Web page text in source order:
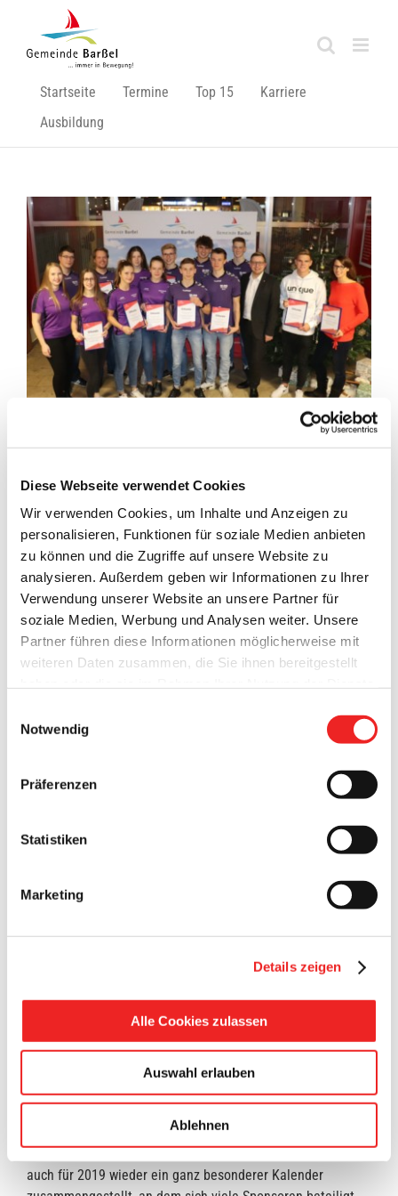
Diese Webseite verwendet Cookies
Wir verwenden Cookies, um Inhalte und Anzeigen zu
personalisieren, Funktionen für soziale Medien anbieten
zu können und die Zugriffe auf unsere Website zu
analysieren. Außerdem geben wir Informationen zu Ihrer
Verwendung unserer Website an unsere Partner für
soziale Medien, Werbung und Analysen weiter. Unsere
Partner führen diese Informationen möglicherweise mit
weiteren Daten zusammen, die Sie ihnen bereitgestellt
werden auch bei der Auswahl von
gesetzt.
Notwendig
Präferenzen
Statistiken
Marketing
Details zeigen
Alle Cookies zulassen
Auswahl erlauben
Ablehnen
springen
Startseite Termine Top 15
Karriere
Ausbildung
Für ihre sportlichen Leistungen wurden die
Schwimmerinnen und Schwimmer der DLRG Ortsgruppe
Barßel, die Leichtathletin Mareike Witte vom STV Barßel
und der Barßeler Kitesurfer Jendric Burkhardt von
Bürgermeister Nils Anhuth geehrt. Der Bürgermeister hatte
zum Empfang ins Rathaus geladen. Im Namen von Rat und
Verwaltung sprach er Dank und Anerkennung aus: „Ich bin
stolz, dass [...]
Gewinne! Gewinne! Gewinne!
Der Förderverein „Kindertagesstätte Die Arche und
diesem Jahr wieder seine Adventskalenderaktion gestartet!
Um die Wartezeit bis Weihnachten zu verkürzen, wurde
auch für 2019 wieder ein ganz besonderer Kalender